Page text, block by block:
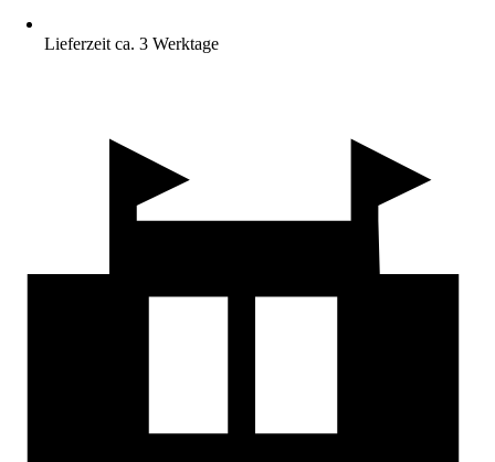
Lieferzeit ca. 3 Werktage